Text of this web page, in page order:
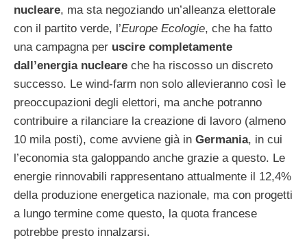
nucleare, ma sta negoziando un’alleanza elettorale
con il partito verde, l’Europe Ecologie, che ha fatto
una campagna per uscire completamente
dall’energia nucleare che ha riscosso un discreto
successo. Le wind-farm non solo allevieranno così le
preoccupazioni degli elettori, ma anche potranno
contribuire a rilanciare la creazione di lavoro (almeno
10 mila posti), come avviene già in Germania, in cui
l’economia sta galoppando anche grazie a questo. Le
energie rinnovabili rappresentano attualmente il 12,4%
della produzione energetica nazionale, ma con progetti
a lungo termine come questo, la quota francese
potrebbe presto innalzarsi.